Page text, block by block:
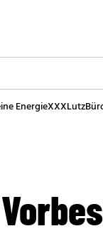
EnergieXXXLutz